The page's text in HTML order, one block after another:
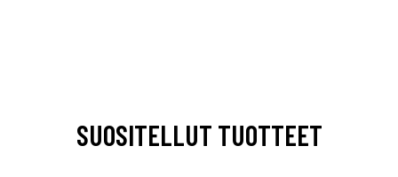
SUOSITELLUT TUOTTEET